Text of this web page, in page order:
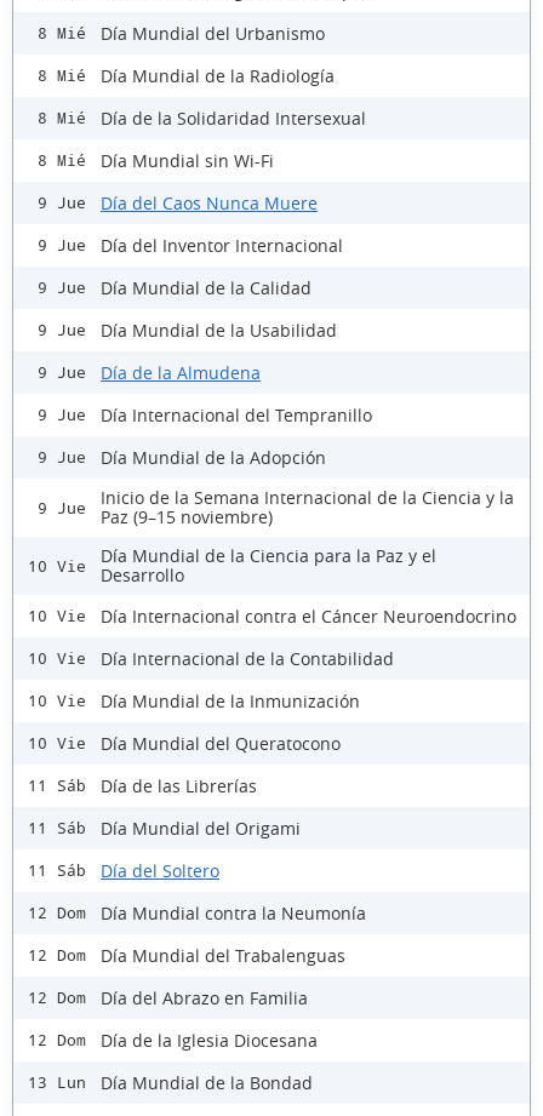
8 Mié Día Mundial del Urbanismo
8 Mié Día Mundial de la Radiología
8 Mié Día de la Solidaridad Intersexual
8 Mié Día Mundial sin Wi-Fi
9 Jue Día del Caos Nunca Muere
9 Jue Día del Inventor Internacional
9 Jue Día Mundial de la Calidad
9 Jue Día Mundial de la Usabilidad
9 Jue Día de la Almudena
9 Jue Día Internacional del Tempranillo
9 Jue Día Mundial de la Adopción
9 Jue
Inicio de la Semana Internacional de la Ciencia y la
Paz (9–15 noviembre)
10 Vie
Día Mundial de la Ciencia para la Paz y el
Desarrollo
10 Vie Día Internacional contra el Cáncer Neuroendocrino
10 Vie Día Internacional de la Contabilidad
10 Vie Día Mundial de la Inmunización
10 Vie Día Mundial del Queratocono
11 Sáb Día de las Librerías
11 Sáb Día Mundial del Origami
11 Sáb Día del Soltero
12 Dom Día Mundial contra la Neumonía
12 Dom Día Mundial del Trabalenguas
12 Dom Día del Abrazo en Familia
12 Dom Día de la Iglesia Diocesana
13 Lun
Día Mundial de la Bondad